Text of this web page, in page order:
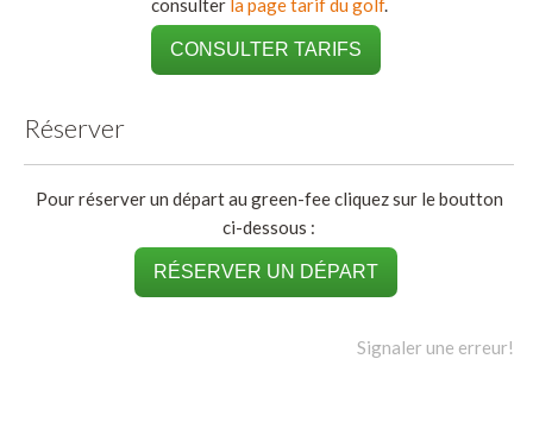
consulter la page tarif du golf.
CONSULTER TARIFS
Réserver
Pour réserver un départ au green-fee cliquez sur le boutton
ci-dessous :
RÉSERVER UN DÉPART
Signaler une erreur!